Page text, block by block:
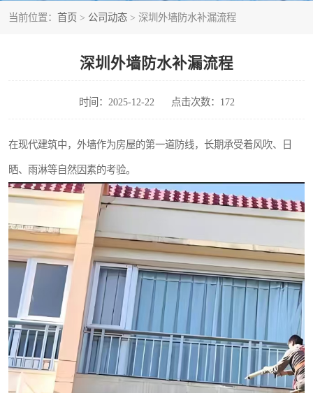
当前位置： 首页 > 公司动态 > 深圳外墙防水补漏流程
深圳外墙防水补漏流程
时间：2025-12-22 点击次数：172
在现代建筑中，外墙作为房屋的第一道防线，长期承受着风吹、日
晒、雨淋等自然因素的考验。